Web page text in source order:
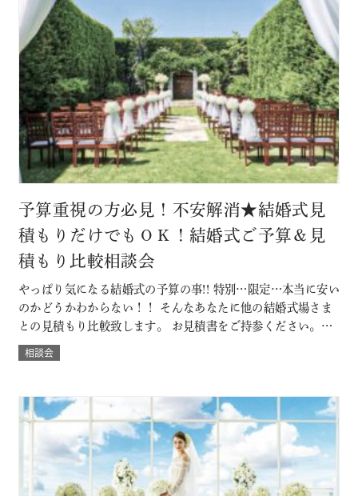
予算重視の方必見！不安解消★結婚式見
積もりだけでもＯＫ！結婚式ご予算＆見
積もり比較相談会
やっぱり気になる結婚式の予算の事!! 特別…限定…本当に安い
のかどうかわからない！！ そんなあなたに他の結婚式場さま
との見積もり比較致します。 お見積書をご持参ください。
「既に他の結婚式場に決定済みだけど・・」なんていう方も
大歓迎。 ◇既に予算書をもらっている方は当日お持ちいただ
ついても紹介。 本当に…
相談会